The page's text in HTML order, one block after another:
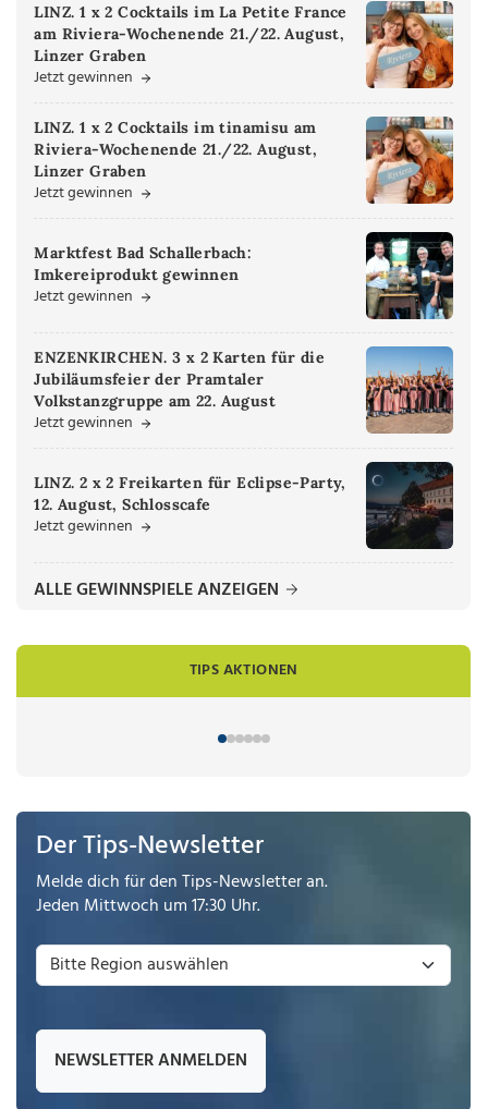
LINZ. 1 x 2 Cocktails im La Petite France
am Riviera-Wochenende 21./22. August,
Linzer Graben
Jetzt gewinnen
LINZ. 1 x 2 Cocktails im tinamisu am
Riviera-Wochenende 21./22. August,
Linzer Graben
Jetzt gewinnen
Marktfest Bad Schallerbach:
Imkereiprodukt gewinnen
Jetzt gewinnen
ENZENKIRCHEN. 3 x 2 Karten für die
Jubiläumsfeier der Pramtaler
Volkstanzgruppe am 22. August
Jetzt gewinnen
LINZ. 2 x 2 Freikarten für Eclipse-Party,
12. August, Schlosscafe
Jetzt gewinnen
ALLE GEWINNSPIELE ANZEIGEN
TIPS AKTIONEN
Der Tips-Newsletter
Melde dich für den Tips-Newsletter an.
Jeden Mittwoch um 17:30 Uhr.
NEWSLETTER ANMELDEN